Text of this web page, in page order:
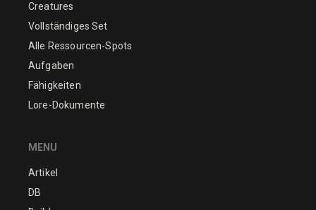
Creatures
Vollständiges Set
Alle Ressourcen-Spots
Aufgaben
Fähigkeiten
Lore-Dokumente
MENU
Artikel
DB